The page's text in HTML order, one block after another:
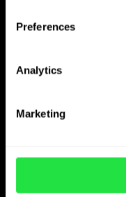
Preferences
Analytics
MarketingHent
Hent
og opret